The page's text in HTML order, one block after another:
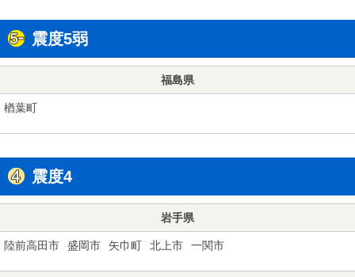
震度5弱
福島県
楢葉町
震度4
岩手県
陸前高田市 盛岡市 矢巾町 北上市 一関市